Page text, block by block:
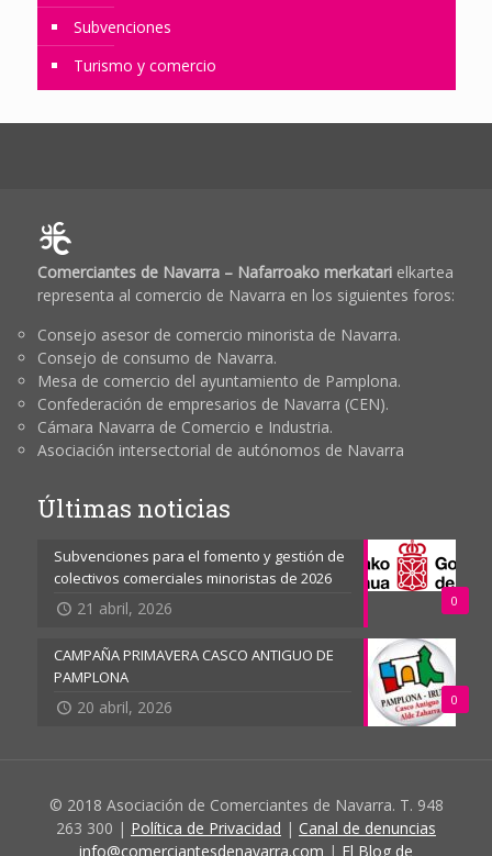
Subvenciones
Turismo y comercio
Comerciantes de Navarra – Nafarroako merkatarielkartea
representa al comercio de Navarra en los siguientes foros:
Consejo asesor de comercio minorista de Navarra.
Consejo de consumo de Navarra.
Mesa de comercio del ayuntamiento de Pamplona.
Confederación de empresarios de Navarra (CEN).
Cámara Navarra de Comercio e Industria.
Asociación intersectorial de autónomos de Navarra
Últimas noticias
0
Subvenciones para el fomento y gestión de
colectivos comerciales minoristas de 2026
21 abril, 2026
0
CAMPAÑA PRIMAVERA CASCO ANTIGUO DE
PAMPLONA
20 abril, 2026
© 2018 Asociación de Comerciantes de Navarra. T. 948
263 300 | Política de Privacidad | Canal de denuncias
info@comerciantesdenavarra.com | El Blog de